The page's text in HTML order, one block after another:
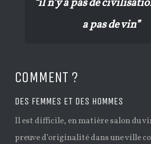
“il n’y a pas de
a pas de vin”
COMMENT ?
DES FEMMES ET DES HOMMES
Il est difficile, en matière salon du
preuve d’originalité dans une ville